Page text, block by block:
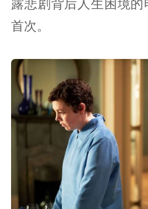
露悲剧背后人生困境
首次。